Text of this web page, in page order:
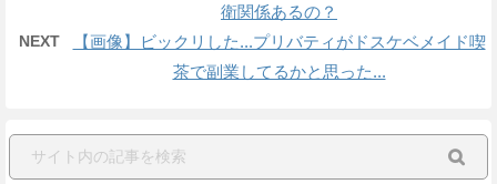
衛関係あるの？
NEXT
【画像】ビックリした...プリバティがドスケベメイド喫
茶で副業してるかと思った...